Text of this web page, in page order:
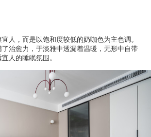
人，而是以饱和度较低的奶咖色为主色调。
治愈力，于淡雅中透漏着温暖，无形中自带
人的睡眠氛围。